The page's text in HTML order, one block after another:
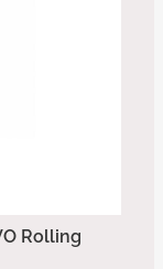
Rolling